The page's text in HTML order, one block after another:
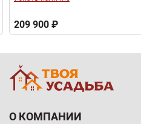
209 900 ₽
О КОМПАНИИ